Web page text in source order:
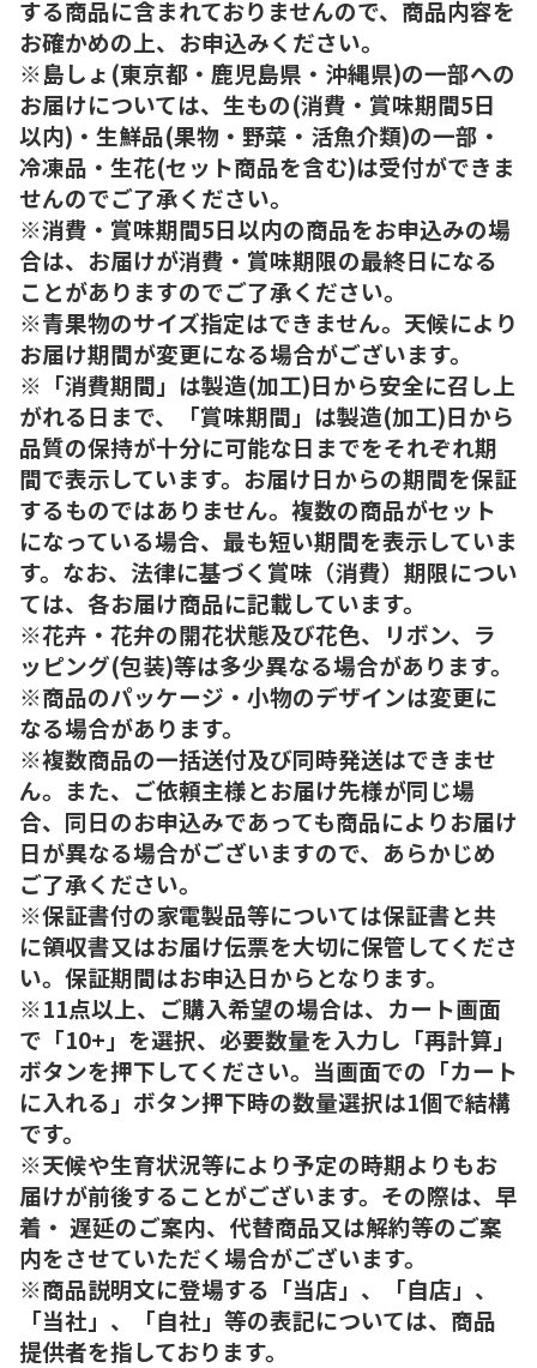
する商品に含まれておりませんので、商品内容を
お確かめの上、お申込みください。
※島しょ(東京都・鹿児島県・沖縄県)の一部への
お届けについては、生もの(消費・賞味期間5日
以内)・生鮮品(果物・野菜・活魚介類)の一部・
冷凍品・生花(セット商品を含む)は受付ができま
せんのでご了承ください。
※消費・賞味期間5日以内の商品をお申込みの場
合は、お届けが消費・賞味期限の最終日になる
ことがありますのでご了承ください。
※青果物のサイズ指定はできません。天候により
お届け期間が変更になる場合がございます。
※「消費期間」は製造(加工)日から安全に召し上
がれる日まで、「賞味期間」は製造(加工)日から
品質の保持が十分に可能な日までをそれぞれ期
間で表示しています。お届け日からの期間を保証
するものではありません。複数の商品がセット
になっている場合、最も短い期間を表示していま
す。なお、法律に基づく賞味（消費）期限につい
ては、各お届け商品に記載しています。
※花卉・花弁の開花状態及び花色、リボン、ラ
ッピング(包装)等は多少異なる場合があります。
※商品のパッケージ・小物のデザインは変更に
なる場合があります。
※複数商品の一括送付及び同時発送はできませ
ん。また、ご依頼主様とお届け先様が同じ場
合、同日のお申込みであっても商品によりお届け
日が異なる場合がございますので、あらかじめ
ご了承ください。
※保証書付の家電製品等については保証書と共
に領収書又はお届け伝票を大切に保管してくださ
い。保証期間はお申込日からとなります。
※11点以上、ご購入希望の場合は、カート画面
で「10+」を選択、必要数量を入力し「再計算」
ボタンを押下してください。当画面での「カート
に入れる」ボタン押下時の数量選択は1個で結構
です。
※天候や生育状況等により予定の時期よりもお
届けが前後することがございます。その際は、早
着・ 遅延のご案内、代替商品又は解約等のご案
内をさせていただく場合がございます。
※商品説明文に登場する「当店」、「自店」、
「当社」、「自社」等の表記については、商品
提供者を指しております。